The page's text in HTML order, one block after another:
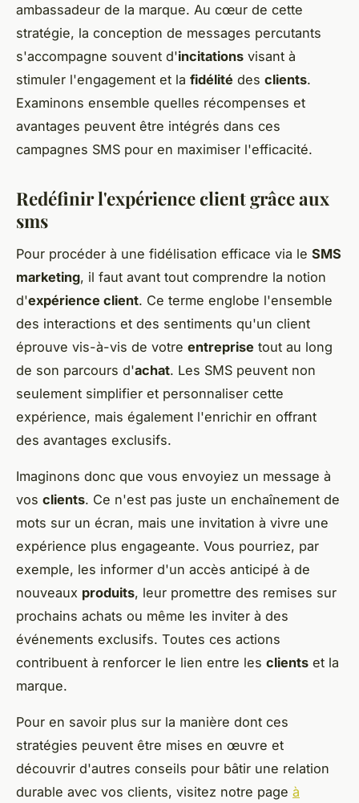
ambassadeur de la marque. Au cœur de cette
stratégie, la conception de messages percutants
s'accompagne souvent d'incitations visant à
stimuler l'engagement et la fidélité des clients.
Examinons ensemble quelles récompenses et
avantages peuvent être intégrés dans ces
campagnes SMS pour en maximiser l'efficacité.
Redéfinir l'expérience client grâce aux
sms
Pour procéder à une fidélisation efficace via le SMS
marketing, il faut avant tout comprendre la notion
d'expérience client. Ce terme englobe l'ensemble
des interactions et des sentiments qu'un client
éprouve vis-à-vis de votre entreprise tout au long
de son parcours d'achat. Les SMS peuvent non
seulement simplifier et personnaliser cette
expérience, mais également l'enrichir en offrant
des avantages exclusifs.
Imaginons donc que vous envoyiez un message à
vos clients. Ce n'est pas juste un enchaînement de
mots sur un écran, mais une invitation à vivre une
expérience plus engageante. Vous pourriez, par
exemple, les informer d'un accès anticipé à de
nouveaux produits, leur promettre des remises sur
prochains achats ou même les inviter à des
événements exclusifs. Toutes ces actions
contribuent à renforcer le lien entre les clients et la
marque.
Pour en savoir plus sur la manière dont ces
stratégies peuvent être mises en œuvre et
découvrir d'autres conseils pour bâtir une relation
durable avec vos clients, visitez notre page à